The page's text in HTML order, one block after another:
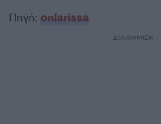
Πηγή: onlarissa
ΔΙΑΦΗΜΙΣΗ